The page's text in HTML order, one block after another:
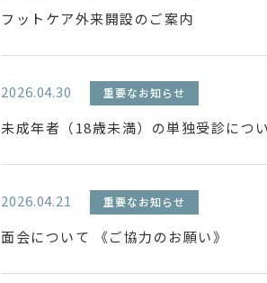
フットケア外来開設のご案内
2026.04.30 重要なお知らせ
未成年者（18歳未満）の単独受診につ
2026.04.21 重要なお知らせ
面会について 《ご協力のお願い》